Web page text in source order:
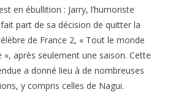
en ébullition : Jarry, l’humoriste
part de sa décision de quitter la
de France 2, « Tout le monde
», après seulement une saison. Cette
a donné lieu à de nombreuses
y compris celles de Nagui.